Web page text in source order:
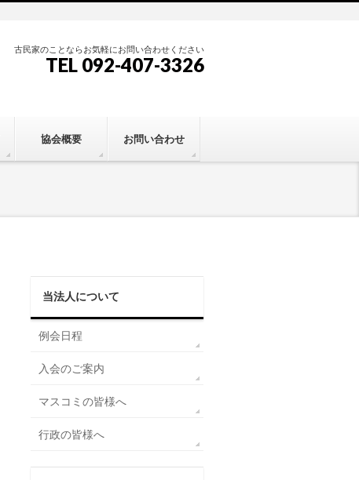
古民家のことならお気軽にお問い合わせください
TEL 092-407-3326
協会概要 お問い合わせ
当法人について
例会日程
入会のご案内
マスコミの皆様へ
行政の皆様へ